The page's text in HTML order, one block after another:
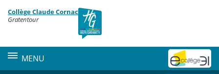
Menu de la rubrique
Contenu
Collège Claude Cornac
Gratentour
MENU